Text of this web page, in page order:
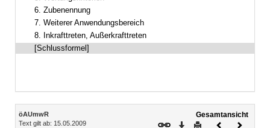
6. Zubenennung
7. Weiterer Anwendungsbereich
8. Inkrafttreten, Außerkrafttreten
[Schlussformel]
Inhalt
öAUmwR
Text gilt ab: 15.05.2009
Gesamtansicht
Download
DruckenVorheriges